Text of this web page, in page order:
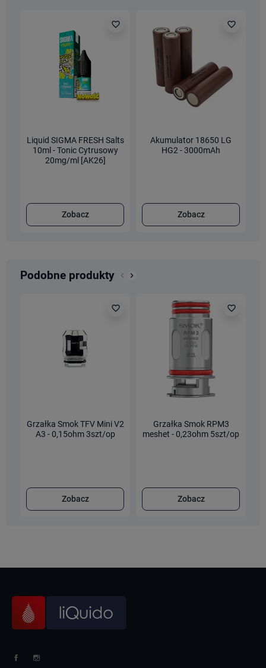
favorite_border
Liquid SIGMA FRESH Salts
10ml - Tonic Cytrusowy
20mg/ml [AK26]
Zobacz
favorite_border
Akumulator 18650 LG
HG2 - 3000mAh
Zobacz
Podobne produkty Poprzedni
keyboard_arrow_left
Następny
keyboard_arrow_right
favorite_border
Grzałka Smok TFV Mini V2
A3 - 0,15ohm 3szt/op
Zobacz
favorite_border
Grzałka Smok RPM3
meshet - 0,23ohm 5szt/op
Zobacz